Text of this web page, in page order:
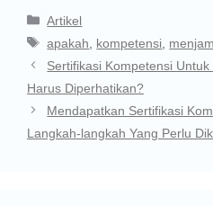
Artikel
apakah
kompetensi
Sertifikasi Kompetensi
Harus Diperhatikan?
Mendapatkan Sertifikasi
Langkah-langkah Yang Perlu